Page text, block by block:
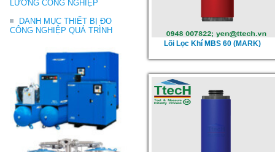
LƯỜNG CÔNG NGHIỆP
DANH MỤC THIẾT BỊ ĐO
CÔNG NGHIỆP QUÁ TRÌNH
Lõi Lọc Khí MBS 60 (MARK)